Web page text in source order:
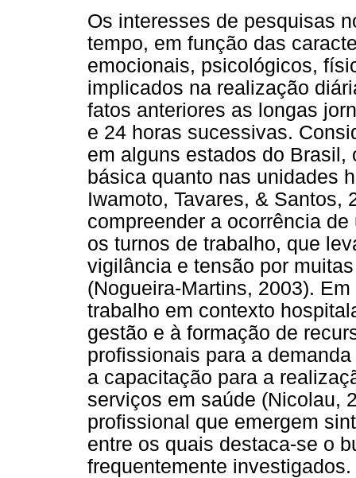
Os interesses de pesquisas
tempo, em função das
emocionais, psicológicos,
implicados na realização
fatos anteriores as longas
e 24 horas sucessivas.
em alguns estados do Brasil,
básica quanto nas unidades
Iwamoto, Tavares, & Santos,
compreender a ocorrência
os turnos de trabalho, que
vigilância e tensão por
(Nogueira-Martins, 2003).
trabalho em contexto
gestão e à formação de
profissionais para a
a capacitação para a
serviços em saúde (Nicolau,
profissional que emergem
entre os quais destaca-se o
frequentemente investigados.